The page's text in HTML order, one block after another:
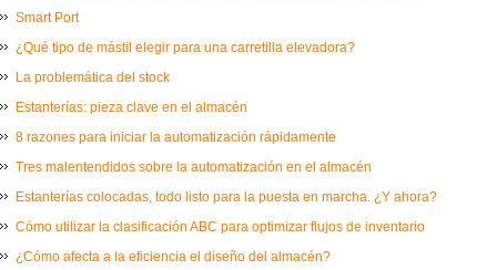
Smart Port
¿Qué tipo de mástil elegir para una carretilla elevadora?
La problemática del stock
Estanterías: pieza clave en el almacén
8 razones para iniciar la automatización rápidamente
Tres malentendidos sobre la automatización en el almacén
Estanterías colocadas, todo listo para la puesta en marcha. ¿Y ahora?
Cómo utilizar la clasificación ABC para optimizar flujos de inventario
¿Cómo afecta a la eficiencia el diseño del almacén?